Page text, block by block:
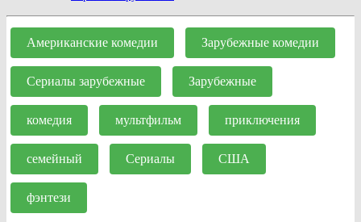
Close
Button
Американские комедии Зарубежные комедии
Сериалы зарубежные Зарубежные
комедия мультфильм приключения
семейный Сериалы США
фэнтези